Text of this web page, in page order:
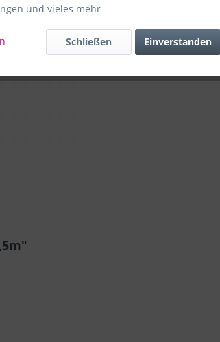
und vieles mehr
Einverstanden
Schließen